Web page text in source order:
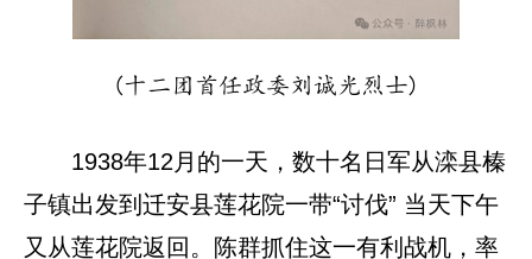
(十二团首任政委刘诚光烈士)
1938年12月的一天，数十名日军从滦县榛
子镇出发到迁安县莲花院一带“讨伐” 当天下午
又从莲花院返回。陈群抓住这一有利战机，率